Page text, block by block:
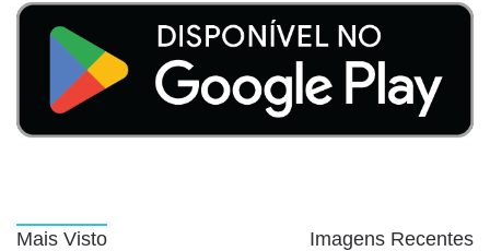
Mais Visto Imagens Recentes